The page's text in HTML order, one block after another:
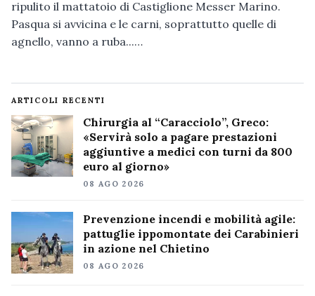
ripulito il mattatoio di Castiglione Messer Marino.
Pasqua si avvicina e le carni, soprattutto quelle di
agnello, vanno a ruba...…
ARTICOLI RECENTI
Chirurgia al “Caracciolo”, Greco:
«Servirà solo a pagare prestazioni
aggiuntive a medici con turni da 800
euro al giorno»
08 AGO 2026
Prevenzione incendi e mobilità agile:
pattuglie ippomontate dei Carabinieri
in azione nel Chietino
08 AGO 2026